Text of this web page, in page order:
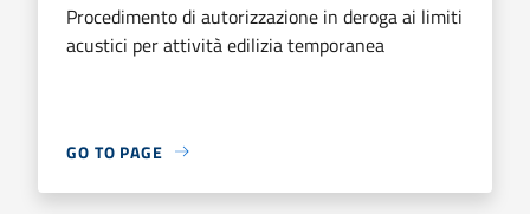
Procedimento di autorizzazione in deroga ai limiti
acustici per attività edilizia temporanea
GO TO PAGE